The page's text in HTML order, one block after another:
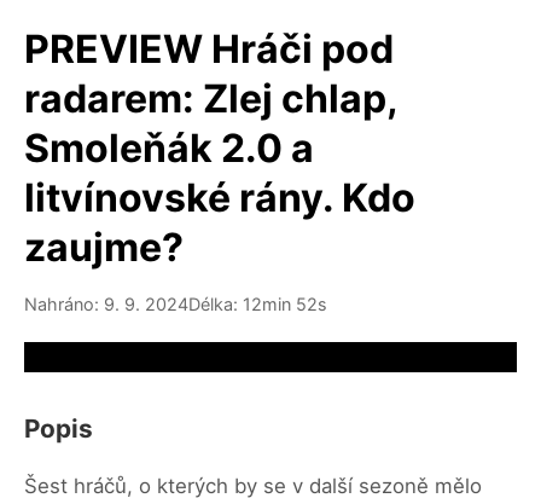
PREVIEW Hráči pod
radarem: Zlej chlap,
Smoleňák 2.0 a
litvínovské rány. Kdo
zaujme?
Nahráno: 9. 9. 2024Délka: 12min 52s
Popis
Šest hráčů, o kterých by se v další sezoně mělo